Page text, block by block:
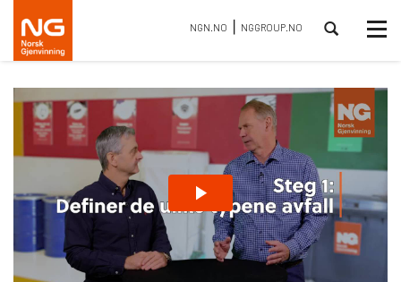
NGN.NO NGGROUP.NO